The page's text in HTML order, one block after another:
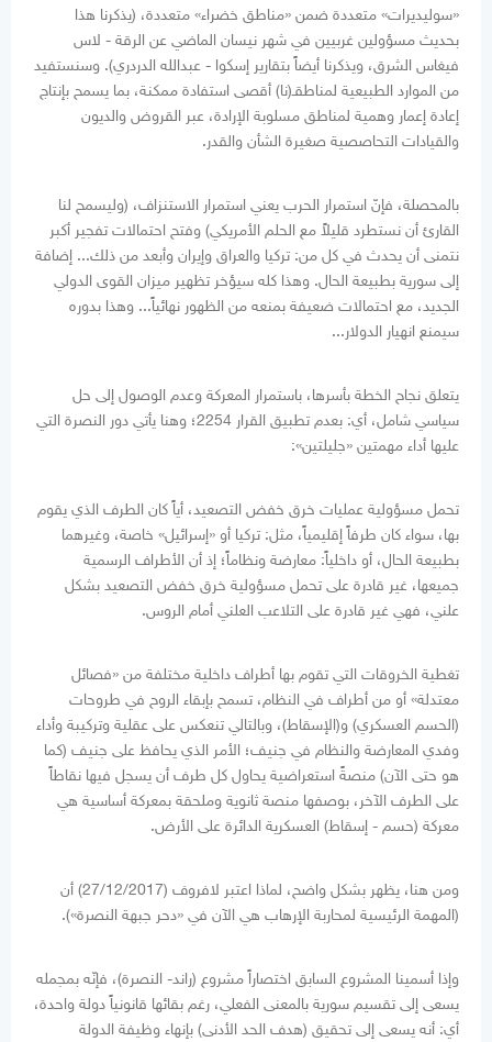
«سوليديرات» متعددة ضمن «مناطق خضراء» متعددة، (يذكرنا هذا
بحديث مسؤولين غربيين في شهر نيسان الماضي عن الرقة - لاس
فيغاس الشرق، ويذكرنا أيضاً بتقارير إسكوا - عبدالله الدردري). وسنستفيد
من الموارد الطبيعية لمناطقـ(نا) أقصى استفادة ممكنة، بما يسمح بإنتاج
إعادة إعمار وهمية لمناطق مسلوبة الإرادة، عبر القروض والديون
والقيادات التحاصصية صغيرة الشأن والقدر.
بالمحصلة، فإنّ استمرار الحرب يعني استمرار الاستنزاف، (وليسمح لنا
القارئ أن نستطرد قليلاً مع الحلم الأمريكي) وفتح احتمالات تفجير أكبر
نتمنى أن يحدث في كل من: تركيا والعراق وإيران وأبعد من ذلك... إضافة
إلى سورية بطبيعة الحال. وهذا كله سيؤخر تظهير ميزان القوى الدولي
الجديد، مع احتمالات ضعيفة بمنعه من الظهور نهائياً... وهذا بدوره
سيمنع انهيار الدولار...
يتعلق نجاح الخطة بأسرها، باستمرار المعركة وعدم الوصول إلى حل
سياسي شامل، أي: بعدم تطبيق القرار 2254؛ وهنا يأتي دور النصرة التي
عليها أداء مهمتين «جليلتين»:
تحمل مسؤولية عمليات خرق خفض التصعيد، أياً كان الطرف الذي يقوم
بها، سواء كان طرفاً إقليمياً، مثل: تركيا أو «إسرائيل» خاصة، وغيرهما
بطبيعة الحال، أو داخلياً: معارضة ونظاماً؛ إذ أن الأطراف الرسمية
جميعها، غير قادرة على تحمل مسؤولية خرق خفض التصعيد بشكل
علني، فهي غير قادرة على التلاعب العلني أمام الروس.
تغطية الخروقات التي تقوم بها أطراف داخلية مختلفة من «فصائل
معتدلة» أو من أطراف في النظام، تسمح بإبقاء الروح في طروحات
(الحسم العسكري) و(الإسقاط)، وبالتالي تنعكس على عقلية وتركيبة وأداء
وفدي المعارضة والنظام في جنيف؛ الأمر الذي يحافظ على جنيف (كما
هو حتى الآن) منصةً استعراضية يحاول كل طرف أن يسجل فيها نقاطاً
على الطرف الآخر، بوصفها منصة ثانوية وملحقة بمعركة أساسية هي
معركة (حسم - إسقاط) العسكرية الدائرة على الأرض.
ومن هنا، يظهر بشكل واضح، لماذا اعتبر لافروف (27/12/2017) أن
(المهمة الرئيسية لمحاربة الإرهاب هي الآن في «دحر جبهة النصرة»).
وإذا أسمينا المشروع السابق اختصاراً مشروع (راند- النصرة)، فإنّه بمجمله
يسعى إلى تقسيم سورية بالمعنى الفعلي، رغم بقائها قانونياً دولة واحدة،
أي: أنه يسعى إلى تحقيق (هدف الحد الأدنى) بإنهاء وظيفة الدولة